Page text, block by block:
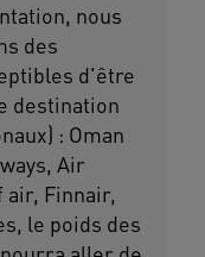
nous
des
d'être
destination
Oman
Air
air, Finnair,